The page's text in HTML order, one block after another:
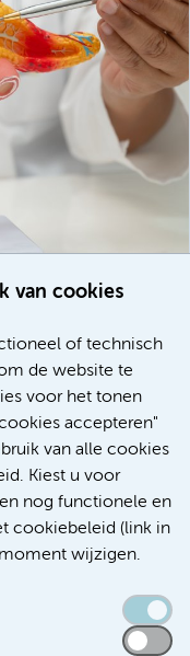
van cookies
of technisch
de website te
voor het tonen
accepteren"
van alle cookies
Kiest u voor
nog functionele en
cookiebeleid (link in
wijzigen.
verbeteren